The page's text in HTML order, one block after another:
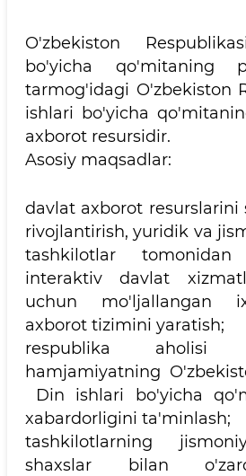
O'zbekiston
bo'yicha qo'mitaning
tarmog'idagi O'zbekiston
ishlari bo'yicha
axborot resursidir.
Asosiy maqsadlar:
davlat axborot resurslarini
rivojlantirish, yuridik va
tashkilotlar tomonidan
interaktiv davlat
uchun mo'ljallangan
axborot tizimini yaratish;
respublika
hamjamiyatning
Din ishlari bo'yicha
xabardorligini ta'minlash;
tashkilotlarning
shaxslar bilan